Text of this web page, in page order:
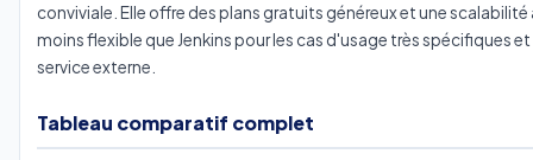
conviviale. Elle offre des plans gratuits généreux et une
moins flexible que Jenkins pour les cas d'usage très spécifiques
service externe.
Tableau comparatif complet